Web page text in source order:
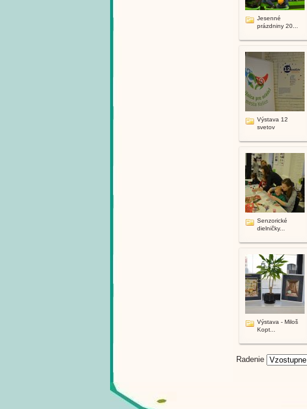
Jesenné
prázdniny 20...
Výstava 12
svetov
Senzorické
dielničky...
Výstava - Miloš
Kopt...
Radenie